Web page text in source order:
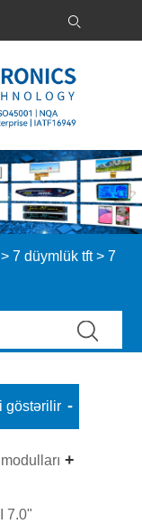
>7 düymlük tft> 7
göstərilir
7.0"